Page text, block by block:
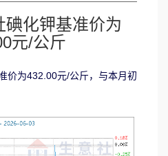
碘化钾基准价为
元/公斤
价为432.00元/公斤，与本月初